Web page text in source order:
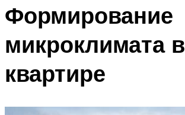
Формирование
микроклимата в
квартире